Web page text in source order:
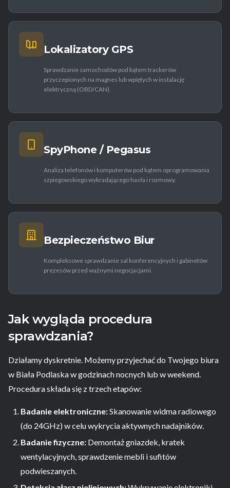
Lokalizatory GPS
Sprawdzanie samochodów pod kątem trackerów
przyczepionych na magnes lub wpiętych w instalację
elektryczną (OBD/CAN).
SpyPhone / Pegasus
Analiza telefonów i komputerów pod kątem oprogramowania
szpiegowskiego wykradającego hasła i rozmowy.
Bezpieczeństwo Biur
Kompleksowe sprawdzanie sal konferencyjnych i gabinetów
prezesów przed ważnymi negocjacjami.
Jak wygląda procedura
sprawdzania?
Działamy dyskretnie. Możemy przyjechać do Twojego biura
w Biała Podlaska w godzinach nocnych lub w weekend.
Procedura składa się z trzech etapów:
Badanie elektroniczne:Skanowanie widma radiowego
(do 24GHz) w celu wykrycia aktywnych nadajników.
Badanie fizyczne: Demontaż gniazdek, kratek
wentylacyjnych, sprawdzenie mebli i sufitów
podwieszanych.